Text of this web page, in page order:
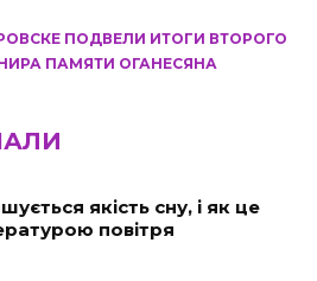
ПОДВЕЛИ ИТОГИ ВТОРОГО
ПАМЯТИ ОГАНЕСЯНА
якість сну, і як це
повітря